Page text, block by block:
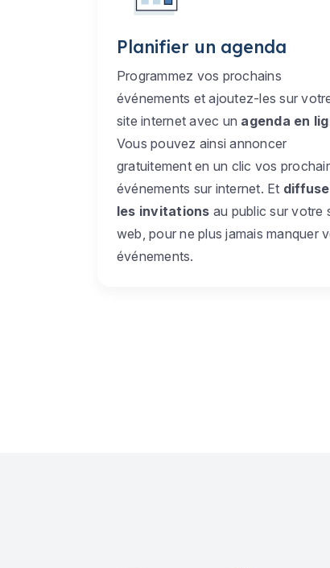
Planifier un agenda
Programmez vos prochains
événements et ajoutez-les sur
site internet avec un agenda en
Vous pouvez ainsi annoncer
gratuitement en un clic vos
événements sur internet. Et
les invitations au public sur votre
web, pour ne plus jamais manquer
événements.